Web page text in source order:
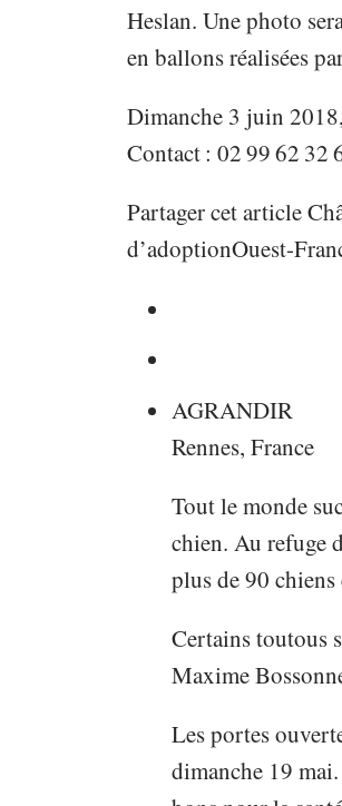
Heslan. Une photo
en ballons réalisées
Dimanche 3 juin
Contact : 02 99 62 32
Partager cet article
d’adoptionOuest-
AGRANDIR
Rennes, France
Tout le monde
chien. Au refuge
plus de 90
Certains toutous
Maxime
Les portes
dimanche 19